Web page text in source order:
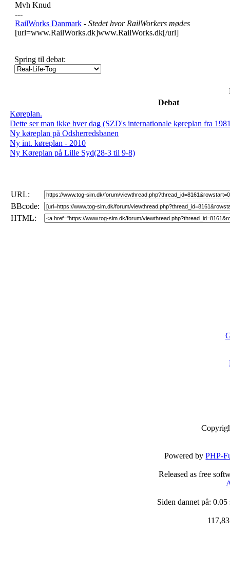
Mvh Knud
---
RailWorks Danmark - Stedet hvor RailWorkers mødes
[url=www.RailWorks.dk]www.RailWorks.dk[/url]
Spring til debat:
Debat
Køreplan.
Dette ser man ikke hver dag (SZD's internationale køreplan fra
Ny køreplan på Odsherredsbanen
Ny int. køreplan - 2010
Ny Køreplan på Lille Syd(28-3 til 9-8)
URL:
BBcode:
HTML:
Powered byPHP-
Released as free
Siden dannet på: